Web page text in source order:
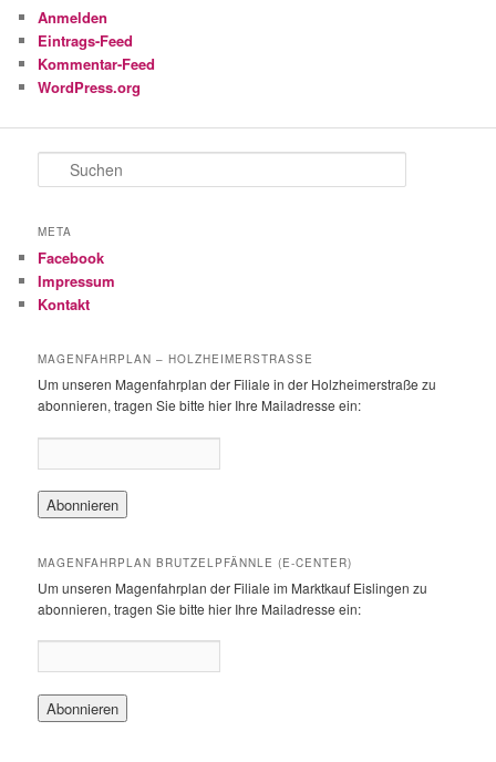
Anmelden
Eintrags-Feed
Kommentar-Feed
WordPress.org
u
h
n
META
Facebook
Impressum
Kontakt
MAGENFAHRPLAN – HOLZHEIMERSTRASSE
Um unseren Magenfahrplan der Filiale in der Holzheimerstraße zu
abonnieren, tragen Sie bitte hier Ihre Mailadresse ein:
MAGENFAHRPLAN BRUTZELPFÄNNLE (E-CENTER)
Um unseren Magenfahrplan der Filiale im Marktkauf Eislingen zu
abonnieren, tragen Sie bitte hier Ihre Mailadresse ein: